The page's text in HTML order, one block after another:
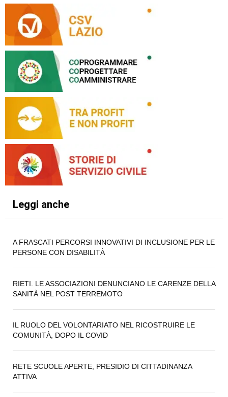
Leggi anche
A FRASCATI PERCORSI INNOVATIVI DI INCLUSIONE PER LE
PERSONE CON DISABILITÀ
RIETI. LE ASSOCIAZIONI DENUNCIANO LE CARENZE DELLA
SANITÀ NEL POST TERREMOTO
IL RUOLO DEL VOLONTARIATO NEL RICOSTRUIRE LE
COMUNITÀ, DOPO IL COVID
RETE SCUOLE APERTE, PRESIDIO DI CITTADINANZA
ATTIVA